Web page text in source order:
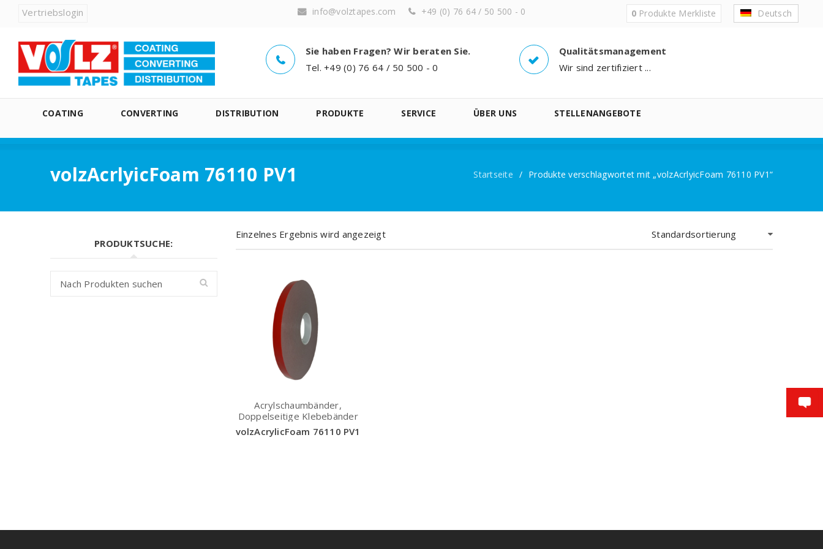
Vertriebslogin info@volztapes.com +49 (0) 76 64 / 50 500 - 0 0Produkte Merkliste Deutsch
Sie haben Fragen? Wir beraten Sie.
Tel. +49 (0) 76 64 / 50 500 - 0
Qualitätsmanagement
Wir sind zertifiziert ...
COATING CONVERTING DISTRIBUTION PRODUKTE SERVICE ÜBER UNS STELLENANGEBOTE
volzAcrlyicFoam 76110 PV1 Startseite / Produkte verschlagwortet mit „volzAcrlyicFoam 76110 PV1“
PRODUKTSUCHE:
Einzelnes Ergebnis wird angezeigt Standardsortierung
Acrylschaumbänder,
Doppelseitige Klebebänder
volzAcrylicFoam 76110 PV1